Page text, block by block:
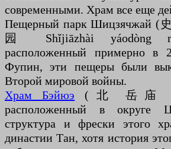
современными. Храм все еще
Пещерный парк Шицзячжай (
园 Shǐjiāzhài yáodòng
расположенный примерно в
Фупин, эти пещеры были
Второй мировой войны.
Храм Бэйюэ (北 岳庙
расположенный в округе
структура и фрески этого
династии Тан, хотя история